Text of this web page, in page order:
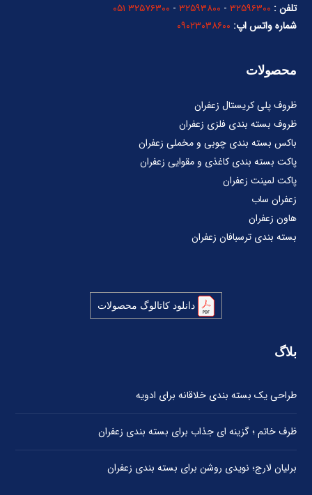
تلفن : ۳۲۵۹۶۳۰۰ - ۳۲۵۹۳۸۰۰ - ۳۲۵۷۶۳۰۰ ۰۵۱
شماره واتس اپ: ۰۹۰۲۳۰۳۸۶۰۰
محصولات
ظروف پلی کریستال زعفران
ظروف بسته بندی فلزی زعفران
باکس بسته بندی چوبی و مخملی زعفران
پاکت بسته بندی کاغذی و مقوایی زعفران
پاکت لمینت زعفران
زعفران ساب
هاون زعفران
بسته بندی ترسبافان زعفران
دانلود کاتالوگ محصولات
بلاگ
طراحی یک بسته بندی خلاقانه برای ادویه
ظرف خاتم ؛ گزینه ای جذاب برای بسته بندی زعفران
برلیان لارج؛ نویدی روشن برای بسته بندی زعفران